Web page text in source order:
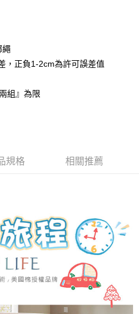
付款」的支付方式。 讓您購物簡單
不需儲值。
即可結帳。
款。
此簡訊中的連結，可透過四大超商／
相關疑問，請聯繫「AFTEE先享後付
support/home
之「AFTEE先享後付」服務完成之交
資料，並將交易相關給付款項請求債
下網址：
免運費
)免運費
)免運費
繩
，正負1-2cm為許可誤差值
組』為限
規格 相關推薦